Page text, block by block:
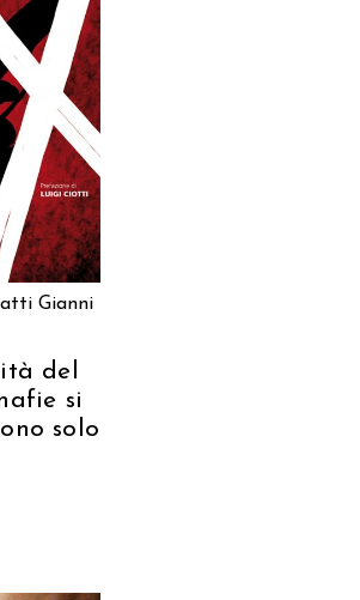
CARRELLO
Gianni
del
si
solo